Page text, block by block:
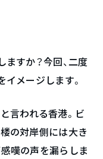
ますか？今回、二度
イメージします。
言われる香港。ビ
の対岸側には大き
嘆の声を漏らしま